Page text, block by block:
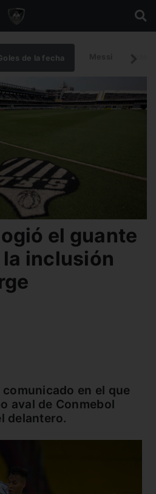
de la fecha
el guante
inclusión
en el que
aval de Conmebol
delantero.